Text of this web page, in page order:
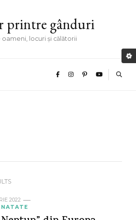
printre gânduri
locuri și călătorii
2022